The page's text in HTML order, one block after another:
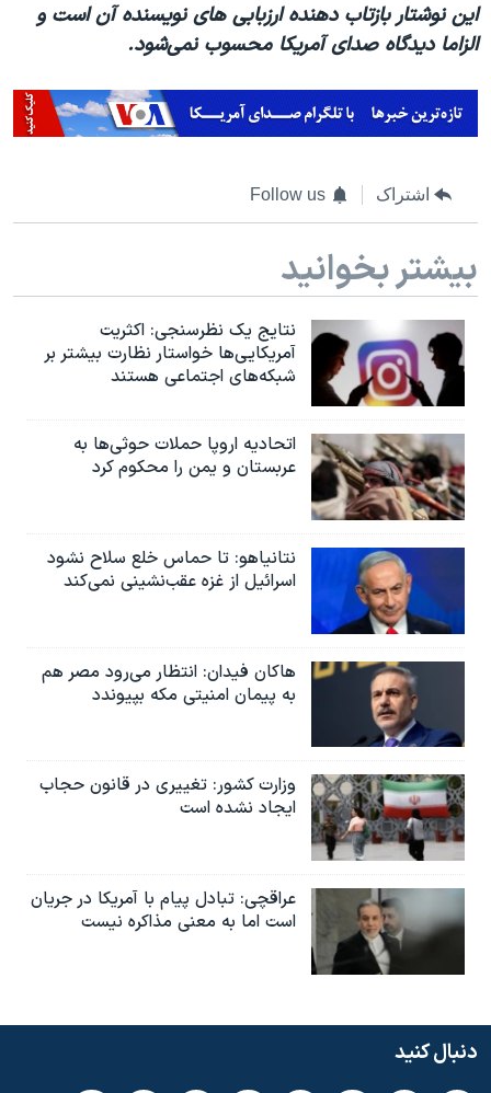
این نوشتار بازتاب دهنده ارزبابی های نویسنده آن است و
الزاما دیدگاه صدای آمریکا محسوب نمی‌شود.
اشتراک Follow us
بیشتر بخوانید
نتایج یک نظرسنجی: اکثریت
آمریکایی‌ها خواستار نظارت بیشتر بر
شبکه‌های اجتماعی هستند
اتحادیه اروپا حملات حوثی‌ها به
عربستان و یمن را محکوم کرد
نتانیاهو: تا حماس خلع سلاح نشود
اسرائیل از غزه عقب‌نشینی نمی‌کند
هاکان فیدان: انتظار می‌رود مصر هم
به پیمان امنیتی مکه بپیوندد
وزارت کشور: تغییری در قانون حجاب
ایجاد نشده است
عراقچی: تبادل پیام با آمریکا در جریان
است اما به معنی مذاکره نیست
دنبال کنید